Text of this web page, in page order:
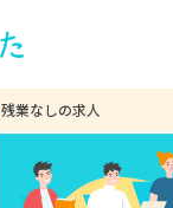
残業なしの求人